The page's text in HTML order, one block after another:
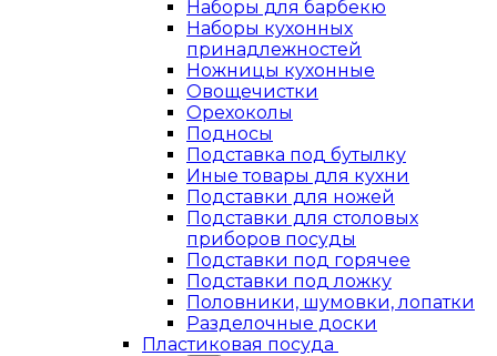
Наборы для барбекю
Наборы кухонных
принадлежностей
Ножницы кухонные
Овощечистки
Орехоколы
Подносы
Подставка под бутылку
Иные товары для кухни
Подставки для ножей
Подставки для столовых
приборов посуды
Подставки под горячее
Подставки под ложку
Половники, шумовки, лопатки
Разделочные доски
Пластиковая посуда